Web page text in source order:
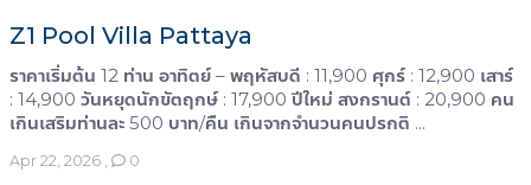
Z1 Pool Villa Pattaya
ราคาเริ่มต้น 12 ท่าน อาทิตย์ – พฤหัสบดี : 11,900 ศุกร์ : 12,900 เสาร์
: 14,900 วันหยุดนักขัตฤกษ์ : 17,900 ปีใหม่ สงกรานต์ : 20,900 คน
เกินเสริมท่านละ 500 บาท/คืน เกินจากจำนวนคนปรกติ ...
Apr 22, 2026 , 0